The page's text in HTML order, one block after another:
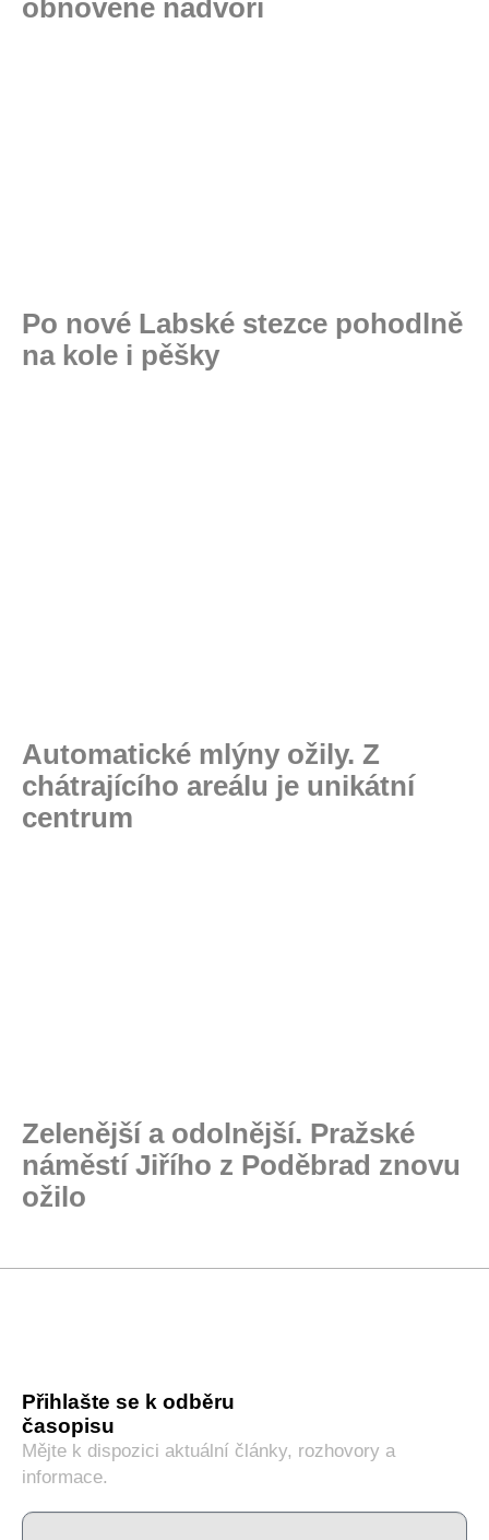
obnovené nádvoří
Po nové Labské stezce pohodlně
na kole i pěšky
Automatické mlýny ožily. Z
chátrajícího areálu je unikátní
centrum
Zelenější a odolnější. Pražské
náměstí Jiřího z Poděbrad znovu
ožilo
Přihlašte se k odběru
časopisu
Mějte k dispozici aktuální články, rozhovory a
informace.